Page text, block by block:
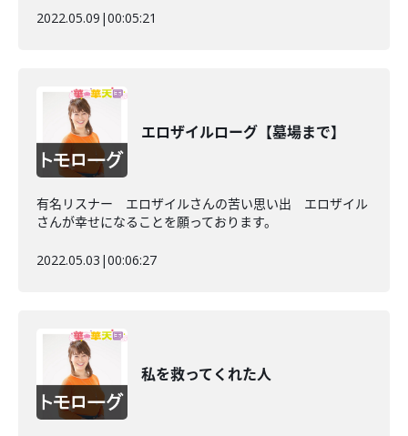
2022.05.09 |00:05:21
エロザイルローグ【墓場まで】
有名リスナー エロザイルさんの苦い思い出 エロザイル
さんが幸せになることを願っております。
2022.05.03 |00:06:27
私を救ってくれた人